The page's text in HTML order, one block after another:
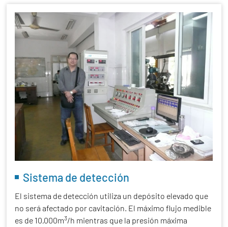
Sistema de detección
El sistema de detección utiliza un depósito elevado que
no será afectado por cavitación. El máximo flujo medible
es de 10,000m3/h mientras que la presión máxima